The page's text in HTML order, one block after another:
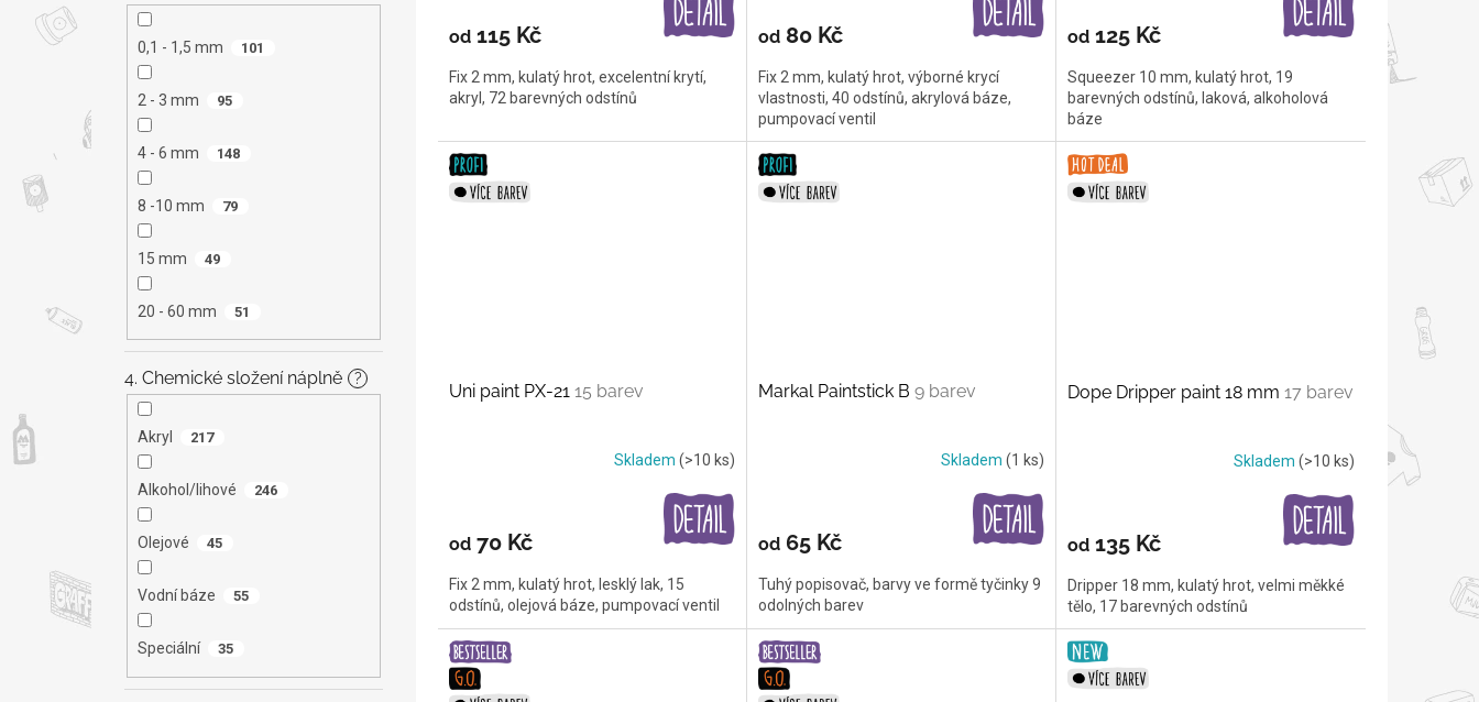
0,1 - 1,5 mm 101
2 - 3 mm 95
4 - 6 mm 148
8 -10 mm 79
15 mm 49
20 - 60 mm 51
4. Chemické složení náplně ?
Akryl 217
Alkohol/lihové 246
Olejové 45
Vodní báze 55
Speciální 35
od 115 Kč
Fix 2 mm, kulatý hrot, excelentní krytí,
akryl, 72 barevných odstínů
od80 Kč
Fix 2 mm, kulatý hrot, výborné krycí
vlastnosti, 40 odstínů, akrylová báze,
pumpovací ventil
od125 Kč
Squeezer 10 mm, kulatý hrot, 19
barevných odstínů, laková, alkoholová
báze
Uni paint PX-21 15 barev
Skladem (>10 ks)
od 70 Kč
Fix 2 mm, kulatý hrot, lesklý lak, 15
odstínů, olejová báze, pumpovací ventil
Markal Paintstick B 9 barev
Skladem (1 ks)
od65 Kč
Tuhý popisovač, barvy ve formě tyčinky 9
odolných barev
Dope Dripper paint 18 mm 17 barev
Skladem (>10 ks)
od135 Kč
Dripper 18 mm, kulatý hrot, velmi měkké
tělo, 17 barevných odstínů